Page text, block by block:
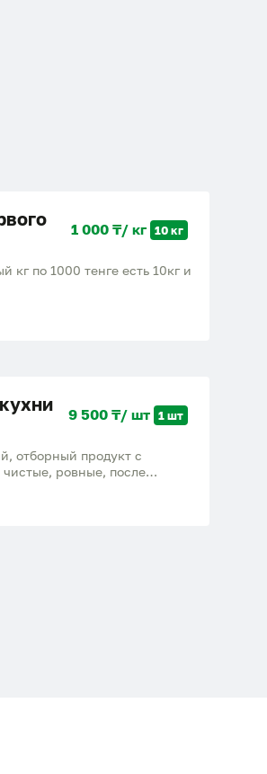
1 000 ₸/ кг 10 кг
кг по 1000 тенге есть 10кг и
9 500 ₸/ шт 1 шт
отборный продукт с
ровные, после
продукт, выращенный